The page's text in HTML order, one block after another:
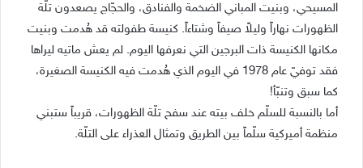
المسيحي، وبنيت المباني الضخمة والفنادق، والحجّاج يصعدون تلّة
الظهورات نهاراً وليلاً صيفاً وشتاءاً. كنيسة طفولته قد هُدمت وبنيت
مكانها الكنيسة ذات البرجين التي نعرفها اليوم. لم يعش ماتيه ليراها
فقد توفيّ عام 1978 في اليوم الذي هُدمت فيه الكنيسة الصغيرة،
كما سبق وتنبّأ!
أما بالنسبة للسلّم خلف بيته عند سفح تلّة الظهورات، قريباً ستبني
منظمة أميركية سلّماً بين الطريق وتمثال العذراء على التلّة.